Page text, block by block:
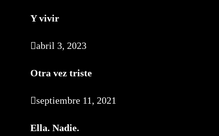
Y vivir
abril 3, 2023
Otra vez triste
septiembre 11, 2021
Ella. Nadie.